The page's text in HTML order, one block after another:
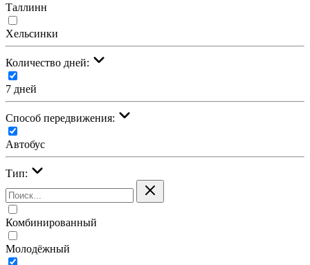
Таллинн
Хельсинки
Количество дней:
7 дней
Cпособ передвижения:
Автобус
Тип:
Комбинированный
Молодёжный